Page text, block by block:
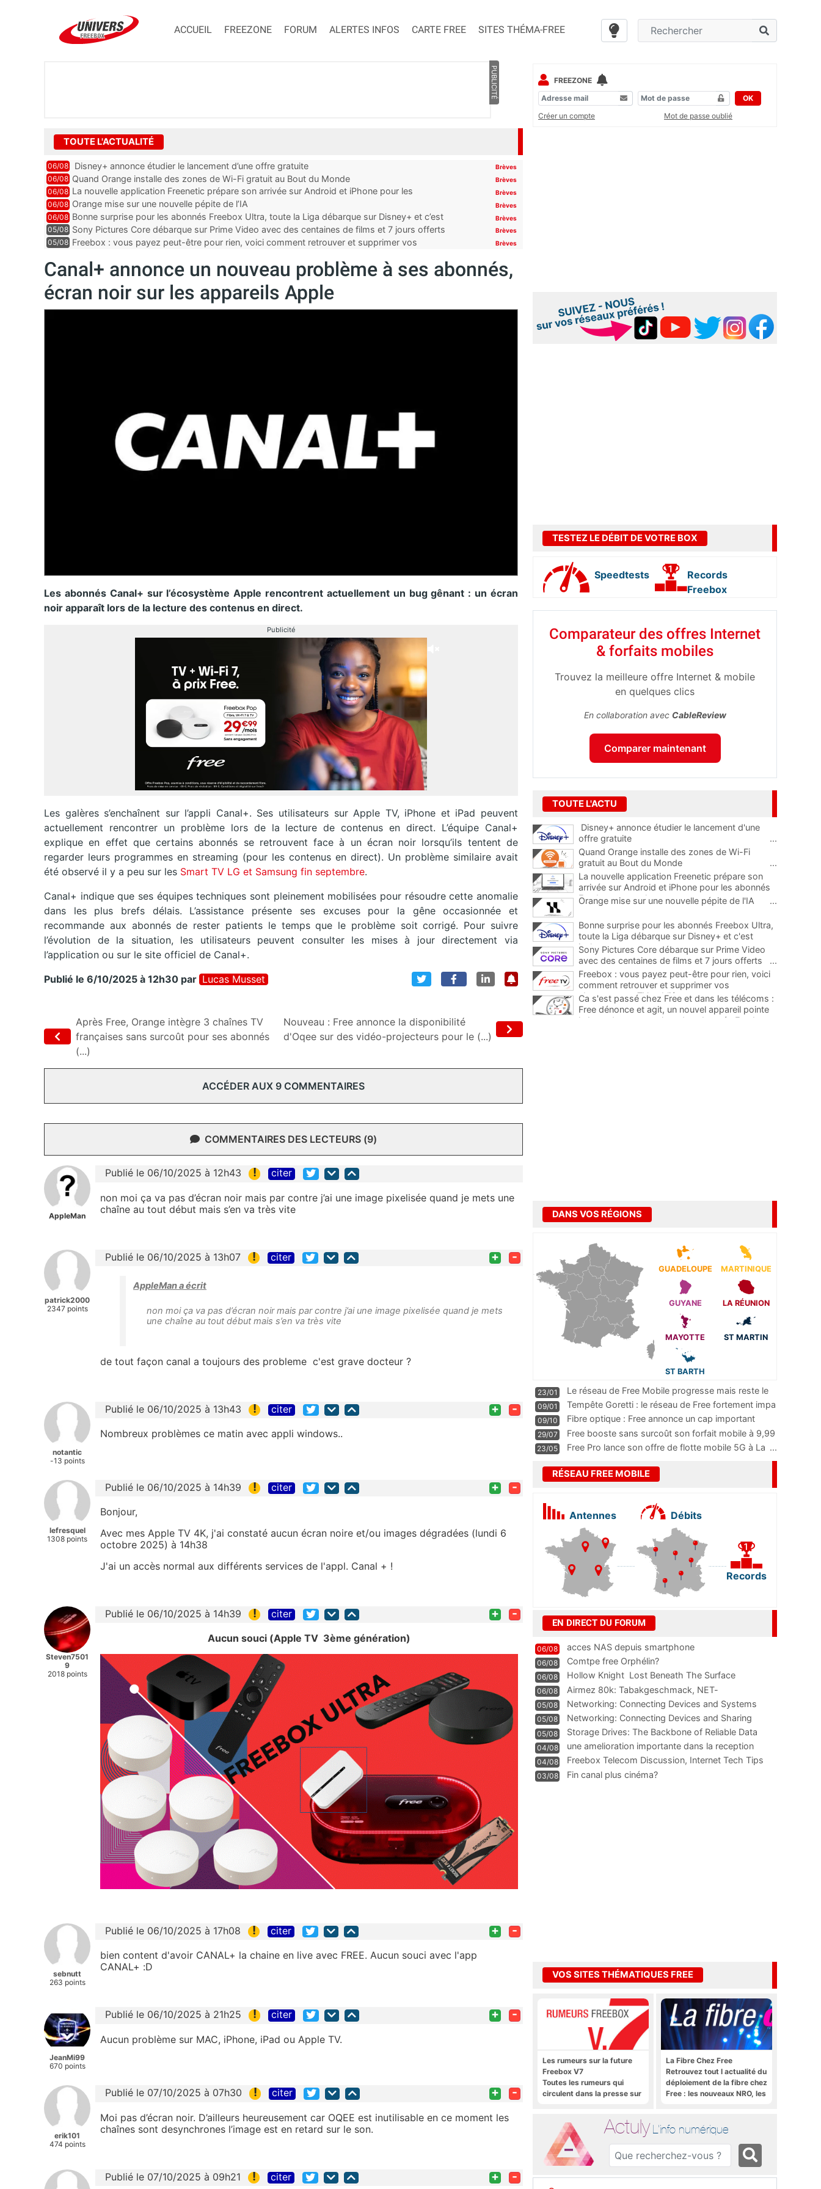
ACCUEIL FREEZONE FORUM ALERTES INFOS CARTE FREE SITES THÉMA-FREE
PUBLICITÉ
TOUTE L'ACTUALITÉ
06/08 Disney+ annonce étudier le lancement d’une offre gratuite Brèves
06/08 Quand Orange installe des zones de Wi-Fi gratuit au Bout du Monde Brèves
06/08 La nouvelle application Freenetic prépare son arrivée sur Android et iPhone pour les
abonnés Freebox, testez la
Brèves
06/08 Orange mise sur une nouvelle pépite de l’IA Brèves
06/08 Bonne surprise pour les abonnés Freebox Ultra, toute la Liga débarque sur Disney+ et c’est
inclus
Brèves
05/08 Sony Pictures Core débarque sur Prime Video avec des centaines de films et 7 jours offerts Brèves
05/08 Freebox : vous payez peut-être pour rien, voici comment retrouver et supprimer vos
Brèves
Canal+ annonce un nouveau problème à ses abonnés,
écran noir sur les appareils Apple
Les abonnés Canal+ sur l’écosystème Apple rencontrent actuellement un bug gênant : un écran
noir apparaît lors de la lecture des contenus en direct.
Publicité
Les galères s’enchaînent sur l’appli Canal+. Ses utilisateurs sur Apple TV, iPhone et iPad peuvent
actuellement rencontrer un problème lors de la lecture de contenus en direct. L’équipe Canal+
explique en effet que certains abonnés se retrouvent face à un écran noir lorsqu’ils tentent de
regarder leurs programmes en streaming (pour les contenus en direct). Un problème similaire avait
été observé il y a peu sur les Smart TV LG et Samsung fin septembre.
Canal+ indique que ses équipes techniques sont pleinement mobilisées pour résoudre cette anomalie
dans les plus brefs délais. L’assistance présente ses excuses pour la gêne occasionnée et
recommande aux abonnés de rester patients le temps que le problème soit corrigé. Pour suivre
l’évolution de la situation, les utilisateurs peuvent consulter les mises à jour directement via
l’application ou sur le site officiel de Canal+.
Publié le 6/10/2025 à 12h30 par Lucas Musset
Après Free, Orange intègre 3 chaînes TV
françaises sans surcoût pour ses abonnés
(...)
Nouveau : Free annonce la disponibilité
d'Oqee sur des vidéo-projecteurs pour le (...)
ACCÉDER AUX 9 COMMENTAIRES
COMMENTAIRES DES LECTEURS (9)
AppleMan
Publié le 06/10/2025 à 12h43 ! citer
non moi ça va pas d’écran noir mais par contre j’ai une image pixelisée quand je mets une
chaîne au tout début mais s’en va très vite
patrick2000
2347 points
Publié le 06/10/2025 à 13h07 ! citer + -
AppleMan a écrit
non moi ça va pas d’écran noir mais par contre j’ai une image pixelisée quand je mets
une chaîne au tout début mais s’en va très vite
de tout façon canal a toujours des probleme c'est grave docteur ?
notantic
-13 points
Publié le 06/10/2025 à 13h43 ! citer + -
Nombreux problèmes ce matin avec appli windows..
lefresquel
1308 points
Publié le 06/10/2025 à 14h39 ! citer + -
Bonjour,
Avec mes Apple TV 4K, j'ai constaté aucun écran noire et/ou images dégradées (lundi 6
octobre 2025) à 14h38
J'ai un accès normal aux différents services de l'appl. Canal + !
Steven7501
9
2018 points
Publié le 06/10/2025 à 14h39 ! citer + -
Aucun souci (Apple TV 3ème génération)
sebnutt
263 points
Publié le 06/10/2025 à 17h08 ! citer + -
bien content d'avoir CANAL+ la chaine en live avec FREE. Aucun souci avec l'app
CANAL+ :D
JeanMi99
670 points
Publié le 06/10/2025 à 21h25 ! citer + -
Aucun problème sur MAC, iPhone, iPad ou Apple TV.
erik101
474 points
Publié le 07/10/2025 à 07h30 ! citer + -
Moi pas d’écran noir. D’ailleurs heureusement car OQEE est inutilisable en ce moment les
chaînes sont desynchrones l’image est en retard sur le son.
Publié le 07/10/2025 à 09h21 ! citer + -
FREEZONE
OK
Créer un compte
Mot de passe oublié
TESTEZ LE DÉBIT DE VOTRE BOX
Speedtests
Records
Freebox
Comparateur des offres Internet
& forfaits mobiles
Trouvez la meilleure offre Internet & mobile
en quelques clics
En collaboration avec CableReview
Comparer maintenant
TOUTE L'ACTU
Disney+ annonce étudier le lancement d'une
offre gratuite
...
Quand Orange installe des zones de Wi-Fi
gratuit au Bout du Monde
...
La nouvelle application Freenetic prépare son
arrivée sur Android et iPhone pour les abonnés
Freebox, testez la
Orange mise sur une nouvelle pépite de l'IA ...
Bonne surprise pour les abonnés Freebox Ultra,
toute la Liga débarque sur Disney+ et c'est
inclus
Sony Pictures Core débarque sur Prime Video
avec des centaines de films et 7 jours offerts
...
Freebox : vous payez peut-être pour rien, voici
comment retrouver et supprimer vos
abonnements TV oubliés
...
Ca s'est passé chez Free et dans les télécoms :
Free dénonce et agit, un nouvel appareil pointe
le bout de son nez chez des abonnés Freebox...
DANS VOS RÉGIONS
GUADELOUPE MARTINIQUE
GUYANE LA RÉUNION
MAYOTTE ST MARTIN
ST BARTH
23/01
Le réseau de Free Mobile progresse mais reste le
m
...
09/01
Tempête Goretti : le réseau de Free fortement impa
09/10
Fibre optique : Free annonce un cap important
pass
...
29/07
Free booste sans surcoût son forfait mobile à 9,99
23/05 Free Pro lance son offre de flotte mobile 5G à La ...
RÉSEAU FREE MOBILE
Antennes Débits
Records
EN DIRECT DU FORUM
06/08 acces NAS depuis smartphone
06/08 Comtpe free Orphélin?
06/08 Hollow Knight  Lost Beneath The Surface
06/08
Airmez 80k: Tabakgeschmack, NET-
Technologie und Leistung im
05/08 Networking: Connecting Devices and Systems
05/08
Networking: Connecting Devices and Sharing
Information
05/08
Storage Drives: The Backbone of Reliable Data
Management
04/08
une amelioration importante dans la reception
WIFI
04/08
Freebox Telecom Discussion, Internet Tech Tips
Communi
03/08 Fin canal plus cinéma?
VOS SITES THÉMATIQUES FREE
Les rumeurs sur la future
Freebox V7
Toutes les rumeurs qui
circulent dans la presse sur
La Fibre Chez Free
Retrouvez tout l actualité du
déploiement de la fibre chez
Free : les nouveaux NRO, les
Actuly L'info numérique